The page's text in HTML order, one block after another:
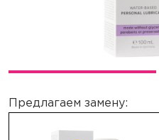
Предлагаем замену: